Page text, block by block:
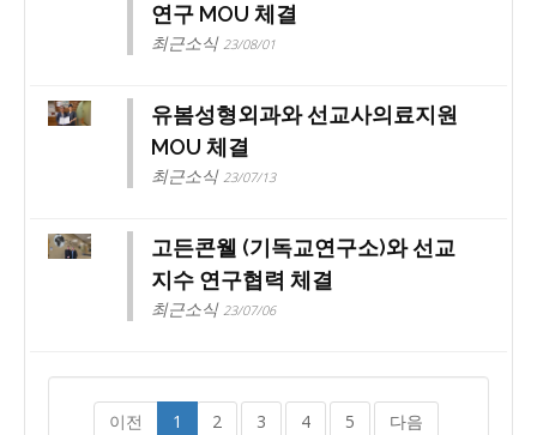
연구 MOU 체결
최근소식 23/08/01
유봄성형외과와 선교사의료지원
MOU 체결
최근소식 23/07/13
고든콘웰 (기독교연구소)와 선교
지수 연구협력 체결
최근소식 23/07/06
이전 1 2 3 4 5 다음